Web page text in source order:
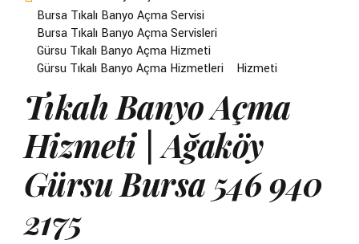
Bursa Tıkalı Banyo Açma Servisi
Bursa Tıkalı Banyo Açma Servisleri
Gürsu Tıkalı Banyo Açma Hizmeti
Gürsu Tıkalı Banyo Açma Hizmetleri
Hizmeti
Tıkalı Banyo Açma
Hizmeti | Ağaköy
Gürsu Bursa 546 940
2175